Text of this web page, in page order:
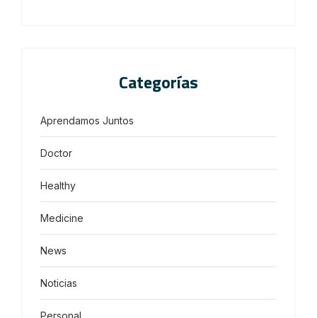
Categorías
Aprendamos Juntos
Doctor
Healthy
Medicine
News
Noticias
Personal